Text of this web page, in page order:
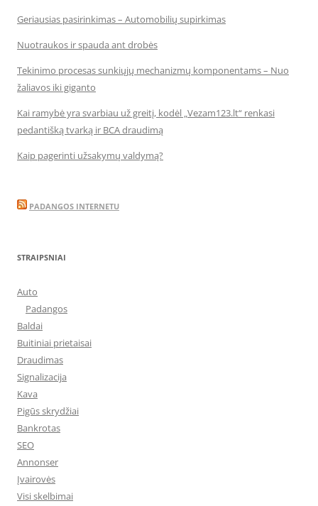
Geriausias pasirinkimas – Automobilių supirkimas
Nuotraukos ir spauda ant drobės
Tekinimo procesas sunkiųjų mechanizmų komponentams – Nuo
žaliavos iki giganto
Kai ramybė yra svarbiau už greitį, kodėl „Vezam123.lt“ renkasi
pedantišką tvarką ir BCA draudimą
Kaip pagerinti užsakymų valdymą?
PADANGOS INTERNETU
STRAIPSNIAI
Auto
Padangos
Baldai
Buitiniai prietaisai
Draudimas
Signalizacija
Kava
Pigūs skrydžiai
Bankrotas
SEO
Annonser
Įvairovės
Visi skelbimai